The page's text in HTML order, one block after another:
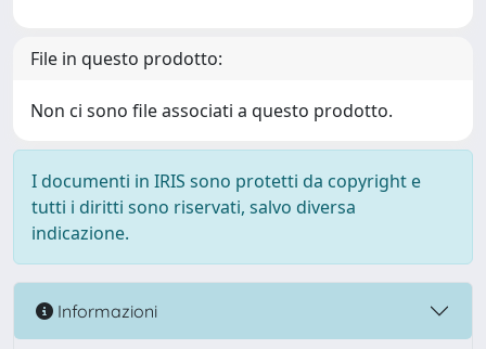
File in questo prodotto:
Non ci sono file associati a questo prodotto.
I documenti in IRIS sono protetti da copyright e
tutti i diritti sono riservati, salvo diversa
indicazione.
Informazioni